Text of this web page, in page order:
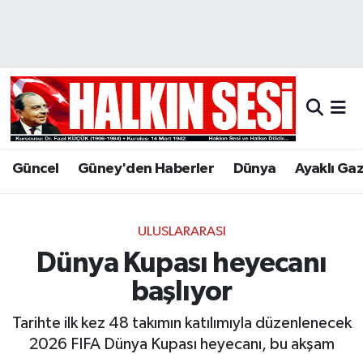
Güncel Güney'den Haberler Dünya Ayaklı
ULUSLARARASI
Dünya Kupası heyecanı
başlıyor
Tarihte ilk kez 48 takımın katılımıyla düzenlenecek
2026 FIFA Dünya Kupası heyecanı, bu akşam
Hava Durumu
Trafik Durumu
Tüm Manşetler
Son Dakika Haberleri